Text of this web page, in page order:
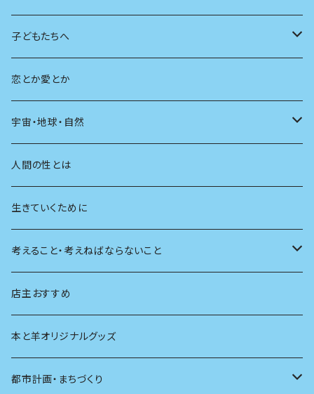
広告
未来
人生
子どもたちへ
教育
友達
学校
恋とか愛とか
宇宙・地球・自然
動物
植物
天体
生物
人間の性とは
生きていくために
考えること・考えねばならないこと
創元社 シリーズ「あいだで考える」
店主おすすめ
本と羊オリジナルグッズ
都市計画・まちづくり